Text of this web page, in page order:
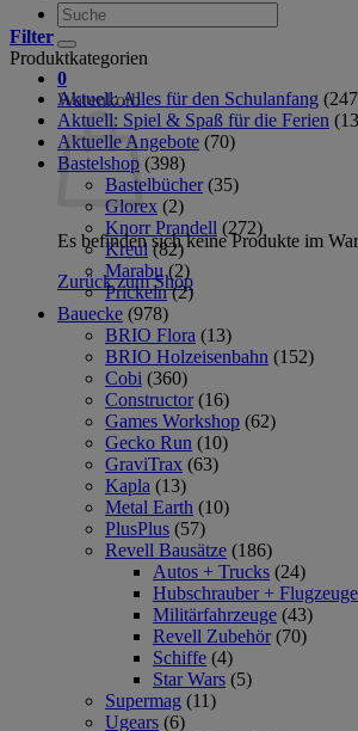
Suche
nach:
0
Warenkorb
Es befinden sich keine Produkte im
Zurück zum Shop
Filter
Produktkategorien
Aktuell: Alles für den Schulanfang
Aktuell: Spiel & Spaß für die Ferien
Aktuelle Angebote (70)
Bastelshop (398)
Bastelbücher (35)
Glorex (2)
Knorr Prandell (272)
Kreul (82)
Marabu (2)
Prickeln (2)
Bauecke (978)
BRIO Flora (13)
BRIO Holzeisenbahn (152)
Cobi (360)
Constructor (16)
Games Workshop (62)
Gecko Run (10)
GraviTrax (63)
Kapla (13)
Metal Earth (10)
PlusPlus (57)
Revell Bausätze (186)
Autos + Trucks (24)
Hubschrauber + Flugzeuge
Militärfahrzeuge (43)
Revell Zubehör (70)
Schiffe (4)
Star Wars (5)
Supermag (11)
Ugears (6)